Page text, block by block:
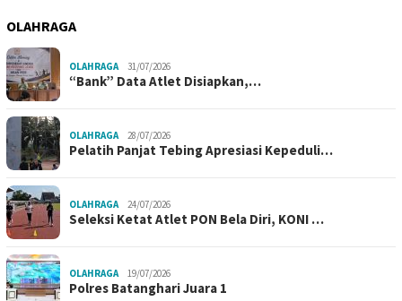
OLAHRAGA
OLAHRAGA 31/07/2026
“Bank” Data Atlet Disiapkan,…
OLAHRAGA 28/07/2026
Pelatih Panjat Tebing Apresiasi Kepeduli…
OLAHRAGA 24/07/2026
Seleksi Ketat Atlet PON Bela Diri, KONI …
OLAHRAGA 19/07/2026
Polres Batanghari Juara 1